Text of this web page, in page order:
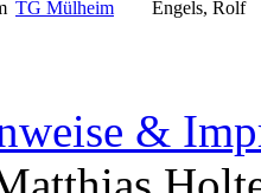
TG Mülheim Engels, Rolf
&